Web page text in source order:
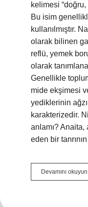
kelimesi “doğru,
Bu isim
kullanılmıştır.
olarak bilinen
reflü, yemek
olarak
Genellikle
mide ekşimesi
yediklerinin
karakterizedir.
anlamı? Anaita,
eden bir
Devamını okuyun